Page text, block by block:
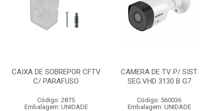
CAIXA DE SOBREPOR CFTV
C/ PARAFUSO
Código: 2875
Embalagem: UNIDADE
CAMERA DE TV P/ SIST.
SEG.VHD 3130 B G7
Código: 560036
Embalagem: UNIDADE